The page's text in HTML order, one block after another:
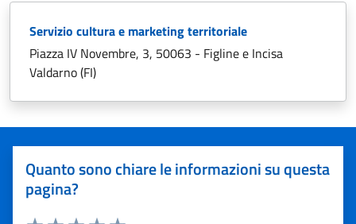
Servizio cultura e marketing territoriale
Piazza IV Novembre, 3, 50063 - Figline e Incisa
Valdarno (FI)
Quanto sono chiare le informazioni su questa
pagina?